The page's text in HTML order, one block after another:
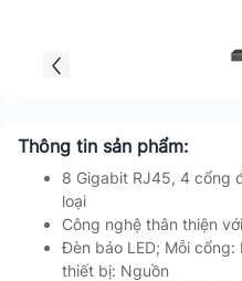
Thông tin sản phẩm:
8 Gigabit RJ45, 4 cổng
loại
Công nghệ thân thiện
Đèn báo LED; Mỗi
thiết bị: Nguồn